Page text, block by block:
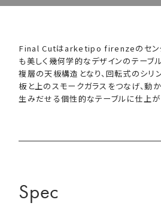
Final Cutはarketipo firenzeのセン
も美しく幾何学的なデザインのテーブ
複層の天板構造となり、回転式のシ
板と上のスモークガラスをつなげ、動
生みだせる個性的なテーブルに仕上が
Spec